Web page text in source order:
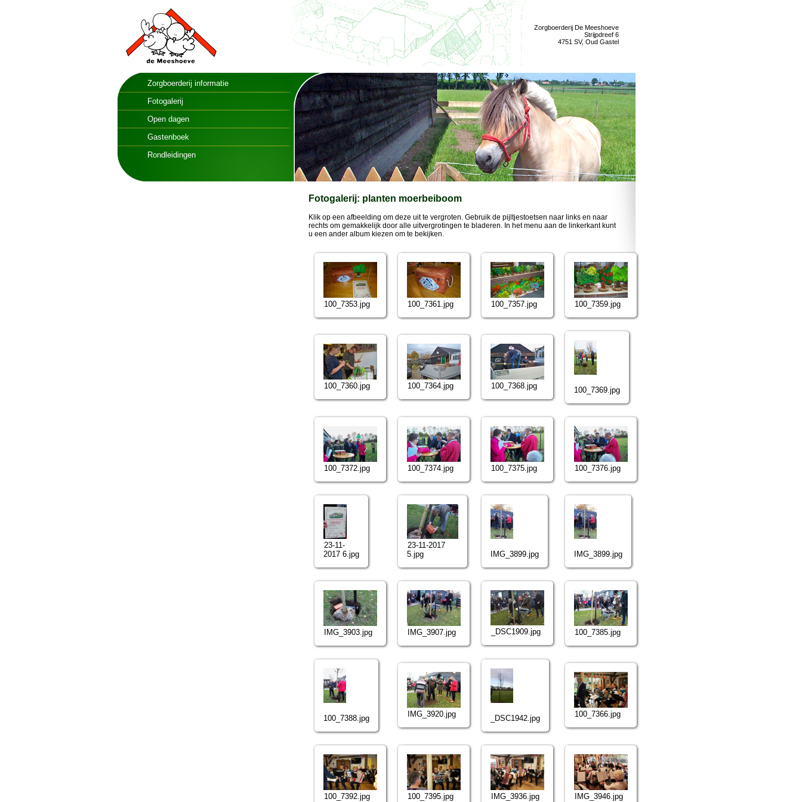
Zorgboerderij De Meeshoeve
Strijpdreef 6
4751 SV, Oud Gastel
Zorgboerderij informatie
Fotogalerij
Open dagen
Gastenboek
Rondleidingen
Fotogalerij: planten moerbeiboom
Klik op een afbeelding om deze uit te vergroten. Gebruik de pijltjestoetsen naar links en naar
rechts om gemakkelijk door alle uitvergrotingen te bladeren. In het menu aan de linkerkant kunt
u een ander album kiezen om te bekijken.
100_7353.jpg 100_7361.jpg 100_7357.jpg 100_7359.jpg
100_7360.jpg 100_7364.jpg 100_7368.jpg 100_7369.jpg
100_7372.jpg 100_7374.jpg 100_7375.jpg 100_7376.jpg
23-11-
2017 6.jpg
23-11-2017
5.jpg
IMG_3899.jpg IMG_3899.jpg
IMG_3903.jpg IMG_3907.jpg _DSC1909.jpg 100_7385.jpg
100_7388.jpg IMG_3920.jpg _DSC1942.jpg 100_7366.jpg
100_7392.jpg 100_7395.jpg IMG_3936.jpg IMG_3946.jpg